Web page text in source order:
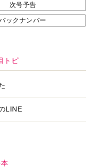
次号予告
ックナンバー
トピ
LINE